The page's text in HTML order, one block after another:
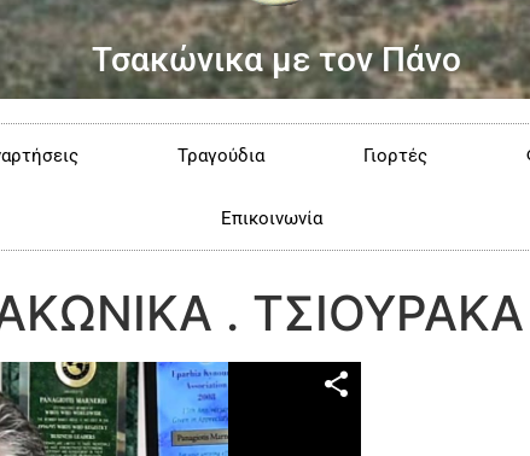
Τσακώνικα με τον Πάνο
Τραγούδια Γιορτές
Επικοινωνία
. ΤΣΙΟΥΡΑΚΑ